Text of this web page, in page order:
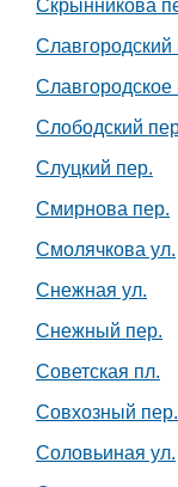
Скрынникова
Славгородский
Слободский
Слуцкий пер.
Смирнова пер.
Смолячкова ул.
Снежная ул.
Снежный пер.
Советская пл.
Совхозный пер.
Соловьиная ул.